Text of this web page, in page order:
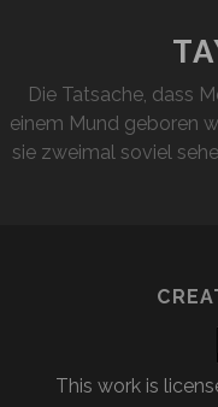
Die Tatsache, dass
einem Mund geboren
sie zweimal soviel
This work is